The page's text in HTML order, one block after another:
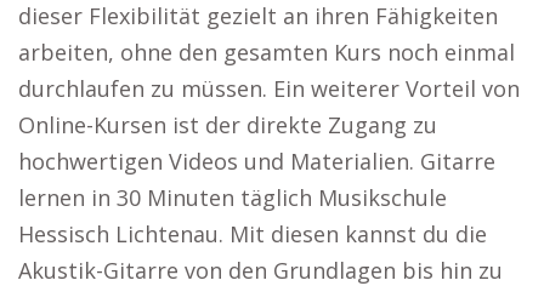
dieser Flexibilität gezielt an ihren Fähigkeiten
arbeiten, ohne den gesamten Kurs noch einmal
durchlaufen zu müssen. Ein weiterer Vorteil von
Online-Kursen ist der direkte Zugang zu
hochwertigen Videos und Materialien. Gitarre
lernen in 30 Minuten täglich Musikschule
Hessisch Lichtenau. Mit diesen kannst du die
Akustik-Gitarre von den Grundlagen bis hin zu